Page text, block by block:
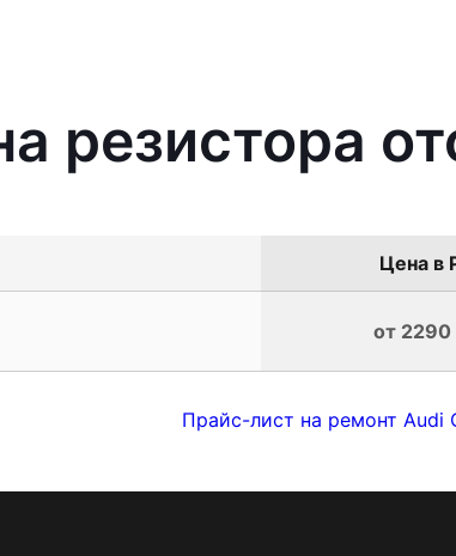
резистора
Цена в
от 2290
Прайс-лист на ремонт Audi